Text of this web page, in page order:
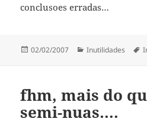
conclusoes erradas…
Publicado
02/02/2007 Categorias
Inutilidades
fhm, mais do
semi-nuas….